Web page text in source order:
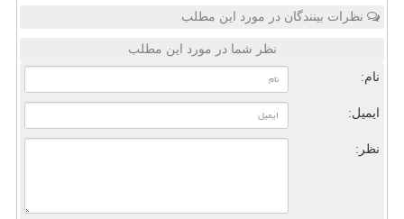
نظرات بینندگان در مورد این مطلب
نظر شما در مورد این مطلب
نام:
ایمیل:
نظر: